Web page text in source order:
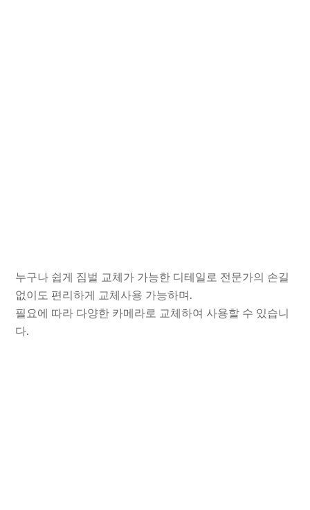
누구나 쉽게 짐벌 교체가 가능한 디테일로 전문가의 손길
없이도 편리하게 교체사용 가능하며.
필요에 따라 다양한 카메라로 교체하여 사용할 수 있습니
다.